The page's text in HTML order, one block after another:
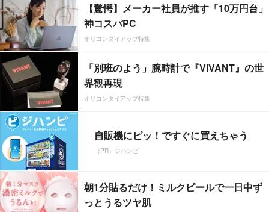
【驚愕】メーカー社員が推す「10万円台」
神コスパPC
オリコンタイアップ特集
「別班のよう」腕時計で『VIVANT』の世
界観再現
オリコンタイアップ特集
自販機にピッ！ですぐに買えちゃう
（PR）ジハンピ
朝1分貼るだけ！ミルクピールで一日中ず
っとうるツヤ肌